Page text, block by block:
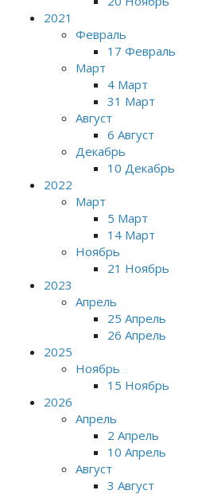
2021
Февраль
17 Февраль
Март
4 Март
31 Март
Август
6 Август
Декабрь
10 Декабрь
2022
Март
5 Март
14 Март
Ноябрь
21 Ноябрь
2023
Апрель
25 Апрель
26 Апрель
2025
Ноябрь
15 Ноябрь
2026
Апрель
2 Апрель
10 Апрель
Август
3 Август